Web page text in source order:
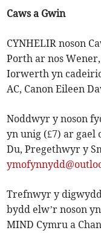
Caws a Gwin
CYNHELIR noson
Porth ar nos
Iorwerth yn
AC, Canon Eileen
Noddwyr y noson
yn unig (£7) ar gael
Du, Pregethwyr y
Trefnwyr y
bydd elw’r noson
MIND Cymru a